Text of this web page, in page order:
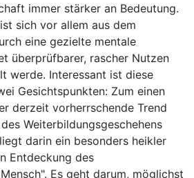
immer stärker an Bedeutung.
sich vor allem aus dem
eine gezielte mentale
überprüfbarer, rascher Nutzen
werde. Interessant ist diese
Gesichtspunkten: Zum einen
derzeit vorherrschende Trend
Weiterbildungsgeschehens
darin ein besonders heikler
Entdeckung des
Es geht darum, möglichst